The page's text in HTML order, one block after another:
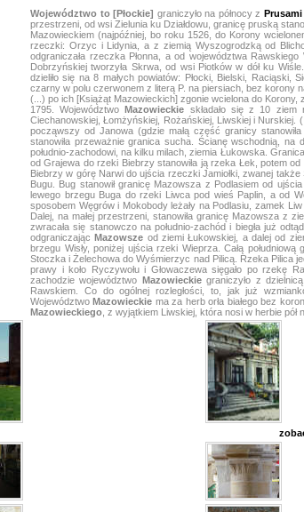
Województwo to [Płockie] graniczyło na północy z Prusami
przestrzeni, od wsi Zielunia ku Działdowu, granicę pruską
Mazowieckiem (najpóźniej, bo roku 1526, do Korony
rzeczki: Orzyc i Lidynia, a z ziemią Wyszogrodzką od
odgraniczała rzeczka Płonna, a od województwa
Dobrzyńskiej tworzyła Skrwa, od wsi Piotków w dół ku
dzieliło się na 8 małych powiatów: Płocki, Bielski, Raciąski,
czarny w polu czerwonem z literą P. na piersiach, bez korony
(...) po ich [Książąt Mazowieckich] zgonie wcielona do Korony,
1795. Województwo
Mazowieckie składało się z 10 ziem
Ciechanowskiej, Łomżyńskiej, Rożańskiej, Liwskiej i Nurskiej.
począwszy od Janowa (gdzie małą część granicy
stanowiła przeważnie granica sucha. Ścianę wschodnią, na
południo-zachodowi, na kilku milach, ziemia Łukowska.
od Grajewa do rzeki Biebrzy stanowiła ją rzeka Łek, potem
Biebrzy w górę Narwi do ujścia rzeczki Jamiołki, zwanej
Bugu. Bug stanowił granicę Mazowsza z Podlasiem od
lewego brzegu Buga do rzeki Liwca pod wieś Paplin, a od
sposobem Węgrów i Mokobody leżały na Podlasiu, zamek
Dalej, na małej przestrzeni, stanowiła granicę Mazowsza z
zwracała się stanowczo na południo-zachód i biegła już
odgraniczając Mazowsze od ziemi Łukowskiej, a dalej od
brzegu Wisły, poniżej ujścia rzeki Wieprza. Całą południową
Stoczka i Żelechowa do Wyśmierzyc nad Pilicą. Rzeka Pilica
prawy i koło Ryczywołu i Głowaczewa sięgało po rzekę
zachodzie województwo
Mazowieckiegraniczyło z
Rawskiem. Co do ogólnej rozległości, to, jak już
Województwo Mazowieckie ma za herb orła białego bez
Mazowieckiego , z wyjątkiem Liwskiej, która nosi w herbie